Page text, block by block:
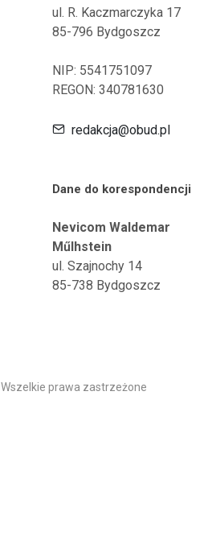
ul. R. Kaczmarczyka 17
85-796 Bydgoszcz
NIP: 5541751097
REGON: 340781630
redakcja@obud.pl
Dane do korespondencji
Nevicom Waldemar
Műlhstein
ul. Szajnochy 14
85-738 Bydgoszcz
Wszelkie prawa zastrzeżone